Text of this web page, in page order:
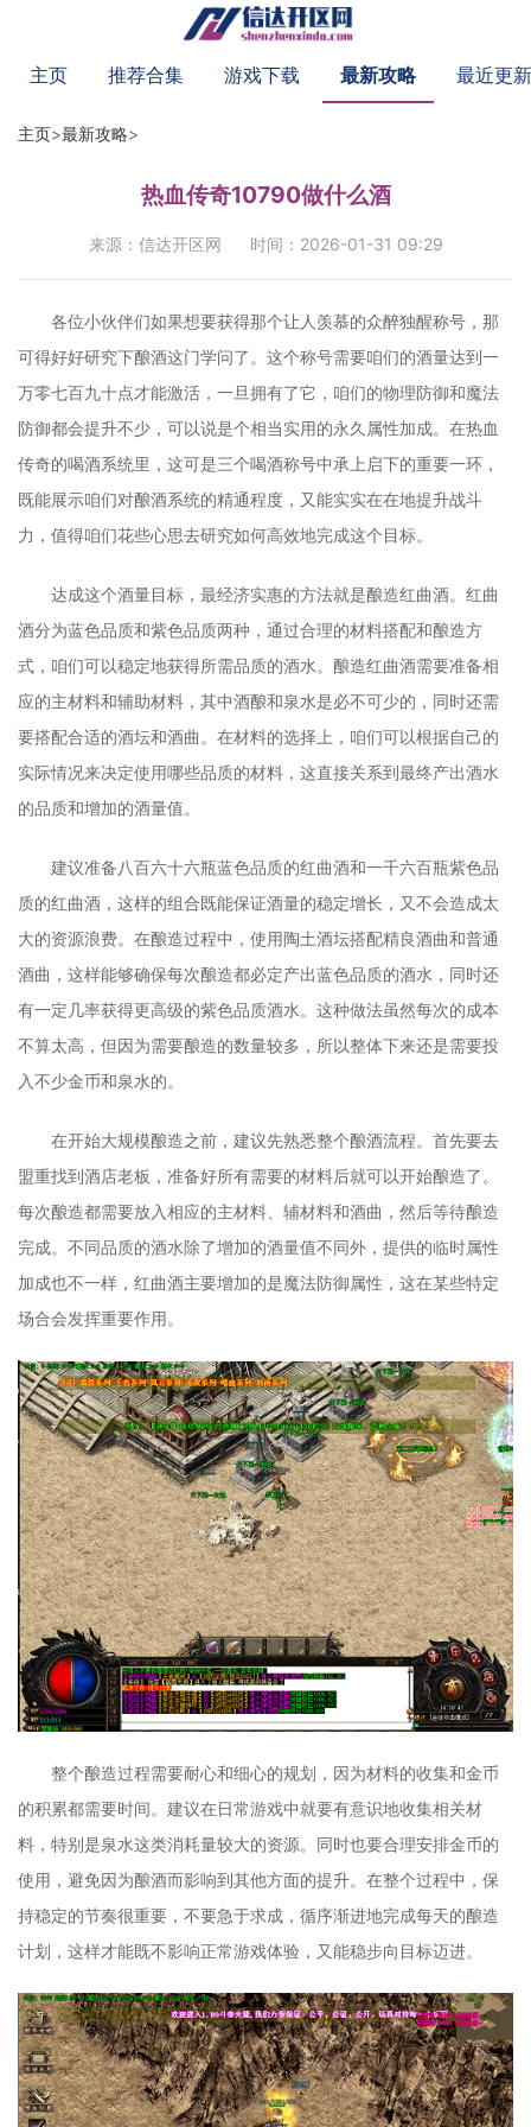
主页 推荐合集 游戏下载 最新攻略 最近更新
主页>最新攻略>
热血传奇10790做什么酒
来源：信达开区网 时间：2026-01-31 09:29
各位小伙伴们如果想要获得那个让人羡慕的众醉独醒称号，那
可得好好研究下酿酒这门学问了。这个称号需要咱们的酒量达到一
万零七百九十点才能激活，一旦拥有了它，咱们的物理防御和魔法
防御都会提升不少，可以说是个相当实用的永久属性加成。在热血
传奇的喝酒系统里，这可是三个喝酒称号中承上启下的重要一环，
既能展示咱们对酿酒系统的精通程度，又能实实在在地提升战斗
力，值得咱们花些心思去研究如何高效地完成这个目标。
达成这个酒量目标，最经济实惠的方法就是酿造红曲酒。红曲
酒分为蓝色品质和紫色品质两种，通过合理的材料搭配和酿造方
式，咱们可以稳定地获得所需品质的酒水。酿造红曲酒需要准备相
应的主材料和辅助材料，其中酒酿和泉水是必不可少的，同时还需
要搭配合适的酒坛和酒曲。在材料的选择上，咱们可以根据自己的
实际情况来决定使用哪些品质的材料，这直接关系到最终产出酒水
的品质和增加的酒量值。
建议准备八百六十六瓶蓝色品质的红曲酒和一千六百瓶紫色品
质的红曲酒，这样的组合既能保证酒量的稳定增长，又不会造成太
大的资源浪费。在酿造过程中，使用陶土酒坛搭配精良酒曲和普通
酒曲，这样能够确保每次酿造都必定产出蓝色品质的酒水，同时还
有一定几率获得更高级的紫色品质酒水。这种做法虽然每次的成本
不算太高，但因为需要酿造的数量较多，所以整体下来还是需要投
入不少金币和泉水的。
在开始大规模酿造之前，建议先熟悉整个酿酒流程。首先要去
盟重找到酒店老板，准备好所有需要的材料后就可以开始酿造了。
每次酿造都需要放入相应的主材料、辅材料和酒曲，然后等待酿造
完成。不同品质的酒水除了增加的酒量值不同外，提供的临时属性
加成也不一样，红曲酒主要增加的是魔法防御属性，这在某些特定
场合会发挥重要作用。
整个酿造过程需要耐心和细心的规划，因为材料的收集和金币
的积累都需要时间。建议在日常游戏中就要有意识地收集相关材
料，特别是泉水这类消耗量较大的资源。同时也要合理安排金币的
使用，避免因为酿酒而影响到其他方面的提升。在整个过程中，保
持稳定的节奏很重要，不要急于求成，循序渐进地完成每天的酿造
计划，这样才能既不影响正常游戏体验，又能稳步向目标迈进。